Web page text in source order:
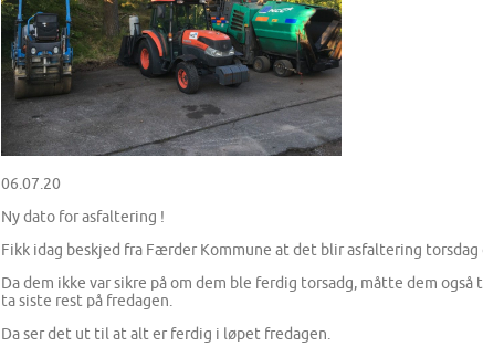
06.07.20
Ny dato for asfaltering !
Fikk idag beskjed fra Færder Kommune at det blir asfaltering torsdag
Da dem ikke var sikre på om dem ble ferdig torsadg, måtte dem
ta siste rest på fredagen.
Da ser det ut til at alt er ferdig i løpet fredagen.